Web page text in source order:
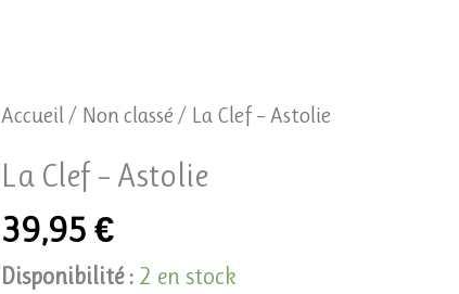
Accueil/ Non classé / La Clef – Astolie
La Clef – Astolie
39,95€
Disponibilité : 2 en stock
quantité
La
Clef
-